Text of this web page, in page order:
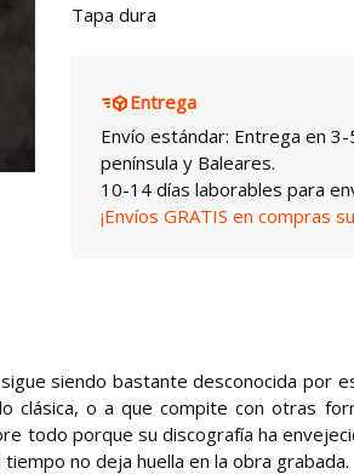
Tapa dura
Entrega
Envío estándar: Entrega en
península y Baleares.
10-14 días laborables para
¡Envíos GRATIS en compras
siendo bastante desconocida por
clásica, o a que compite con otras
todo porque su discografía ha
no deja huella en la obra grabada.